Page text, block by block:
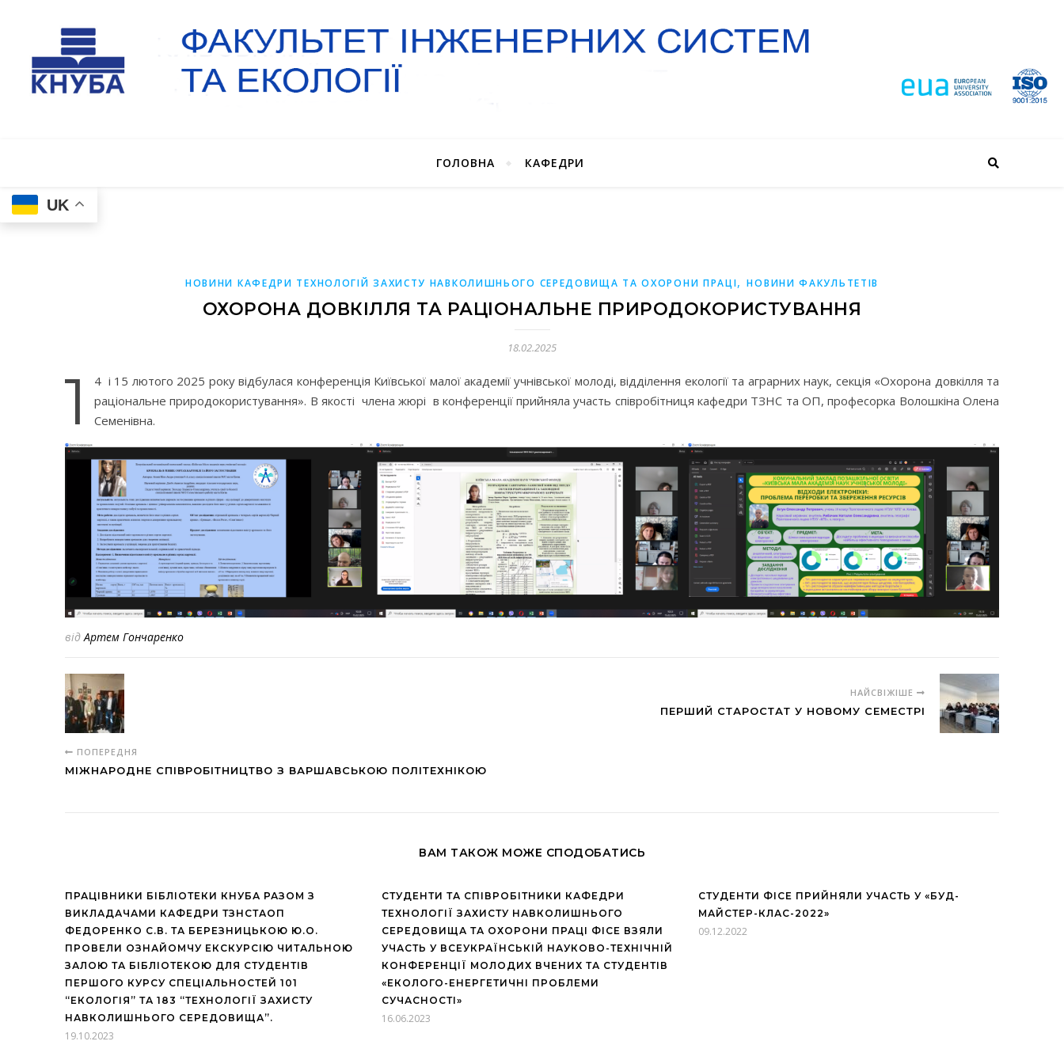
ГОЛОВНА КАФЕДРИ
UK
НОВИНИ КАФЕДРИ ТЕХНОЛОГІЙ ЗАХИСТУ НАВКОЛИШНЬОГО СЕРЕДОВИЩА ТА ОХОРОНИ ПРАЦІ,НОВИНИ ФАКУЛЬТЕТІВ
ОХОРОНА ДОВКІЛЛЯ ТА РАЦІОНАЛЬНЕ ПРИРОДОКОРИСТУВАННЯ
18.02.2025
1
4 і 15 лютого 2025 року відбулася конференція Київської малої академії учнівської молоді, відділення екології та аграрних наук, секція «Охорона довкілля та
раціональне природокористування». В якості члена жюрі в конференції прийняла участь співробітниця кафедри ТЗНС та ОП, професорка Волошкіна Олена
Семенівна.
відАртем Гончаренко
ПОПЕРЕДНЯ
МІЖНАРОДНЕ СПІВРОБІТНИЦТВО З ВАРШАВСЬКОЮ ПОЛІТЕХНІКОЮ
НАЙСВІЖІШЕ
ПЕРШИЙ СТАРОСТАТ У НОВОМУ СЕМЕСТРІ
ВАМ ТАКОЖ МОЖЕ СПОДОБАТИСЬ
ПРАЦІВНИКИ БІБЛІОТЕКИ КНУБА РАЗОМ З
ВИКЛАДАЧАМИ КАФЕДРИ ТЗНСТАОП
ФЕДОРЕНКО С.В. ТА БЕРЕЗНИЦЬКОЮ Ю.О.
ПРОВЕЛИ ОЗНАЙОМЧУ ЕКСКУРСІЮ ЧИТАЛЬНОЮ
ЗАЛОЮ ТА БІБЛІОТЕКОЮ ДЛЯ СТУДЕНТІВ
ПЕРШОГО КУРСУ СПЕЦІАЛЬНОСТЕЙ 101
“ЕКОЛОГІЯ” ТА 183 “ТЕХНОЛОГІЇ ЗАХИСТУ
НАВКОЛИШНЬОГО СЕРЕДОВИЩА”.
19.10.2023
СТУДЕНТИ ТА СПІВРОБІТНИКИ КАФЕДРИ
ТЕХНОЛОГІЇ ЗАХИСТУ НАВКОЛИШНЬОГО
СЕРЕДОВИЩА ТА ОХОРОНИ ПРАЦІ ФІСЕ ВЗЯЛИ
УЧАСТЬ У ВСЕУКРАЇНСЬКІЙ НАУКОВО-ТЕХНІЧНІЙ
КОНФЕРЕНЦІЇ МОЛОДИХ ВЧЕНИХ ТА СТУДЕНТІВ
«ЕКОЛОГО-ЕНЕРГЕТИЧНІ ПРОБЛЕМИ
СУЧАСНОСТІ»
16.06.2023
СТУДЕНТИ ФІСЕ ПРИЙНЯЛИ УЧАСТЬ У «БУД-
МАЙСТЕР-КЛАС-2022»
09.12.2022